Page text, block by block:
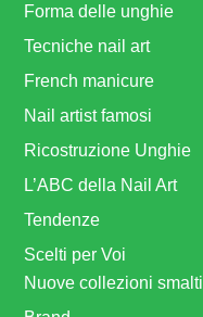
Forma delle unghie
Tecniche nail art
French manicure
Nail artist famosi
Ricostruzione Unghie
L’ABC della Nail Art
Tendenze
Scelti per Voi
Nuove collezioni smalti